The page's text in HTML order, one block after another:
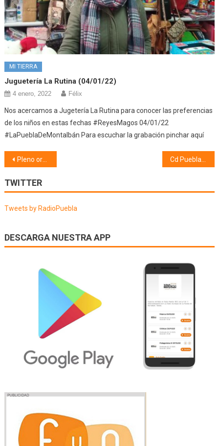
MI TIERRA
Juguetería La Rutina (04/01/22)
4 enero, 2022 Félix
Nos acercamos a Jugetería La Rutina para conocer las preferencias
de los niños en estas fechas #ReyesMagos 04/01/22
#LaPueblaDeMontalbán Para escuchar la grabación pinchar aquí
Navegación
de
entradas
Pleno ordinario (06/05/21)
TWITTER
Tweets by RadioPuebla
DESCARGA NUESTRA APP